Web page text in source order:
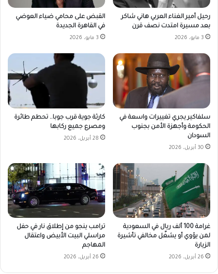
رحيل أمير الغناء العربي هاني شاكر
بعد مسيرة امتدت نصف قرن
3 مايو، 2026
القبض على محامي ضياء العوضي
في القاهرة الجديدة
3 مايو، 2026
سلفاكير يجري تغييرات واسعة في
الحكومة وأجهزة الأمن بجنوب
السودان
30 أبريل، 2026
كارثة جوية قرب جوبا.. تحطم طائرة
ومصرع جميع ركابها
28 أبريل، 2026
غرامة 100 ألف ريال في السعودية
لمن يؤوي أو يشغّل مخالفي تأشيرة
الزيارة
26 أبريل، 2026
ترامب ينجو من إطلاق نار في حفل
مراسلي البيت الأبيض واعتقال
المهاجم
26 أبريل، 2026